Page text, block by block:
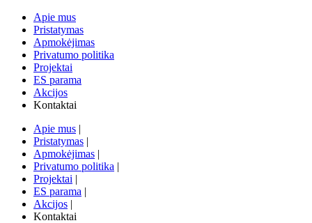
Apie mus
Pristatymas
Apmokėjimas
Privatumo politika
Projektai
ES parama
Akcijos
Kontaktai
Apie mus |
Pristatymas |
Apmokėjimas |
Privatumo politika |
Projektai |
ES parama |
Akcijos |
Kontaktai